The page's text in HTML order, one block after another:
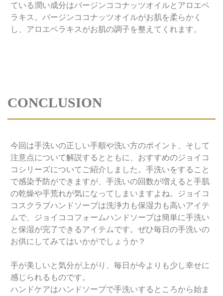
ている潤い成分はバージンココナッツオイルとアロエベ
ラキス。バージンココナッツオイルがお肌を柔らかく
し、アロエベラキスがお肌の調子を整えてくれます。
CONCLUSION
今回は手洗いの正しい手順や洗い方のポイント、そして
注意点について解説するとともに、おすすめのジョイコ
コシリーズについてご紹介しました。手洗いをすること
で感染予防ができますが、手洗いの回数が増えると手肌
の乾燥や手荒れが気になってしまいますよね。ジョイコ
コスクラブハンドソープは洗浄力も保湿力も高いアイテ
ムで、ジョイココフォームハンドソープは簡単に手洗い
と保湿が完了できるアイテムです。ぜひ毎日の手洗いの
お供にしてみてはいかがでしょうか？
手が美しいと気分が上がり、毎日が今よりも少し幸せに
感じられるものです。
ハンドケアはハンドソープで手洗いするところから始ま